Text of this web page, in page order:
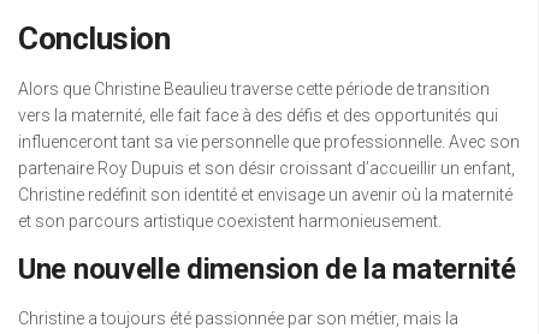
Conclusion
Alors que Christine Beaulieu traverse cette période de transition
vers la maternité, elle fait face à des défis et des opportunités qui
influenceront tant sa vie personnelle que professionnelle. Avec son
partenaire Roy Dupuis et son désir croissant d’accueillir un enfant,
Christine redéfinit son identité et envisage un avenir où la maternité
et son parcours artistique coexistent harmonieusement.
Une nouvelle dimension de la maternité
Christine a toujours été passionnée par son métier, mais la